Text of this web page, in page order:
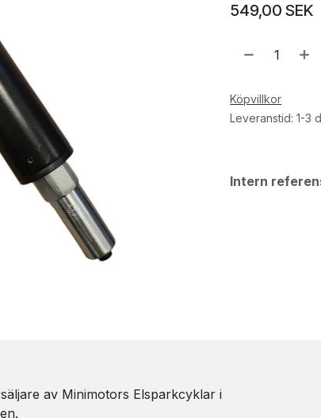
549,00 SEK
Köpvillkor
Leveranstid: 1-3
Intern
av Minimotors Elsparkcyklar i